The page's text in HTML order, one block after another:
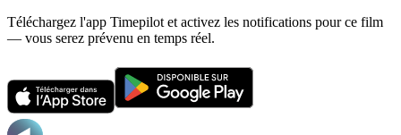
Téléchargez l'app Timepilot et activez les notifications pour ce film
— vous serez prévenu en temps réel.